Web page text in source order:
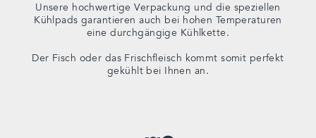
Unsere hochwertige Verpackung und die speziellen
Kühlpads garantieren auch bei hohen Temperaturen
eine durchgängige Kühlkette.
Der Fisch oder das Frischfleisch kommt somit perfekt
gekühlt bei Ihnen an.